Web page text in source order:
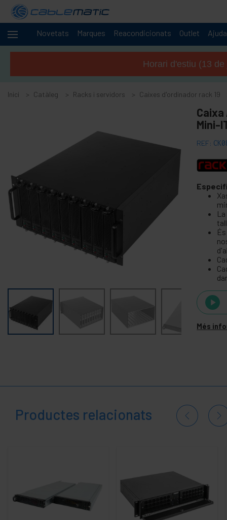
Novetats Marques Reacondicionats Outlet Ajuda
Cables +
servidors
-
Armari rack 19" de peu MobiRack
Armari rack mural 19" SOHORack
Armari rack 19" per a exterior IP55
Caixes d'ordinador rack 19
Adaptador de mini PCI i mini PCIe
Xassís IPC rack 19" 2U
Xassís IPC rack 19" 3U
Xassís per a mini-ITX
Mòdul de targetes PCI
Riser card AGP
Riser card PCI-Express
Il·luminació i
+
Horari d'estiu (13
Inici Catàleg Racks i servidors Caixes d'ordinador rack 19
Caixa
Mini-
REF:
Més
Productes relacionats